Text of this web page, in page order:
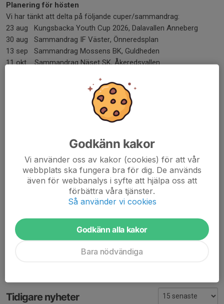
Planering för hösten
Vi har tänkt att delta på följande cuper/sammandrag:
23 aug Kungsbacka Youth Cup 2026, Dalavallen Anneberg
30 aug Sammandrag IF Väster, Önneredsplan
13 sep Sammandrag Mossens BK, Guldheden
11 okt Sammandrag Näset SK, Åkeredsvallen
Kallelser kommer att skickas ut inom kort. Vi ber er att endast
anmäla er till de cuper som ni vet att ert barn kan delta i.
Vi vill även informera att en av våra tränare, Thomas, har skadat
Tror det var allt för denna gången.
Hör av er om ni har några frågor!
Varmt välkomna till sommaravslutningen på lördag och
Mvh Ledarna F18
Tidigare nyheter
Godkänn kakor
Vi använder oss av kakor (cookies) för att vår
webbplats ska fungera bra för dig. De används
även för webbanalys i syfte att hjälpa oss att
förbättra våra tjänster.
Så använder vi cookies
Godkänn alla kakor
Bara nödvändiga